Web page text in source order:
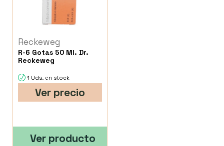
Reckeweg
R-6 Gotas 50 Ml. Dr.
Reckeweg
1 Uds. en stock
Ver precio
Ver producto